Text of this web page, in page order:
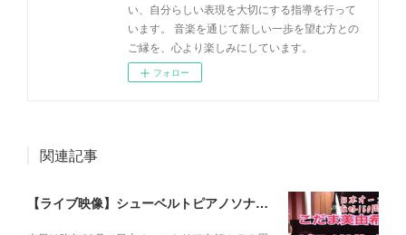
い、自分らしい表現を大切にする指導を行って
います。 音楽を通じて新しい一歩を望む方との
ご縁を、心より楽しみにしています。
フォロー
関連記事
【ライブ映像】シューベルトピアノソナタOp.120 第１楽章 こだま美由希ピアノリサイタルより